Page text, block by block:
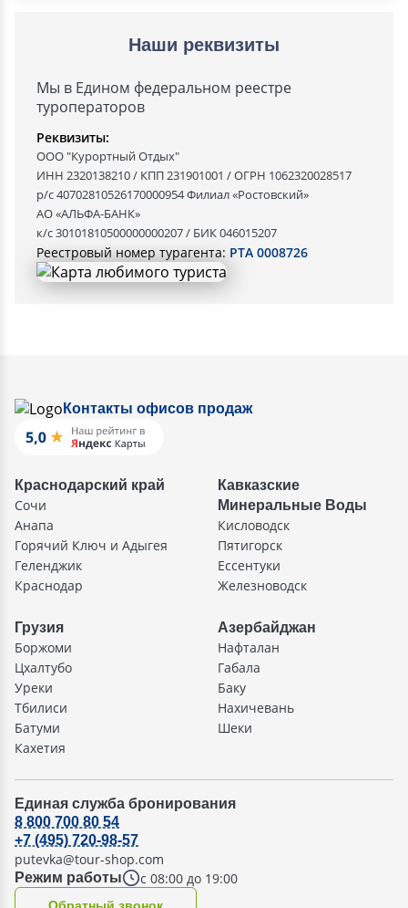
Наши реквизиты
Мы в Едином федеральном реестре
туроператоров
Реквизиты:
ООО "Курортный Отдых"
ИНН 2320138210 / КПП 231901001 / ОГРН 1062320028517
р/с 40702810526170000954 Филиал «Ростовский»
АО «АЛЬФА-БАНК»
к/с 30101810500000000207 / БИК 046015207
Реестровый номер турагента: РТА 0008726
Контакты офисов продаж
Краснодарский край
Сочи
Анапа
Горячий Ключ и Адыгея
Геленджик
Краснодар
Кавказские
Минеральные Воды
Кисловодск
Пятигорск
Ессентуки
Железноводск
Грузия
Боржоми
Цхалтубо
Уреки
Тбилиси
Батуми
Кахетия
Азербайджан
Нафталан
Габала
Баку
Нахичевань
Шеки
Единая служба бронирования
Режим работы с 08:00 до 19:00
8 800 700 80 54
+7 (495) 720-98-57
putevka@tour-shop.com
Oбратный звонок